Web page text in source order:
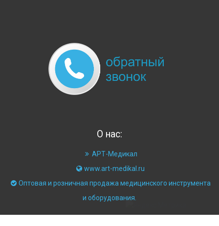
О нас:
АРТ-Медикал
www.art-medikal.ru
Оптовая и розничная продажа медицинского инструмента
и оборудования.